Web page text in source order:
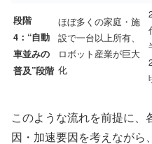
段階
4：“自動
車並みの
普及”段階
ほぼ多くの家庭・施
設で一台以上所有、
ロボット産業が巨大
化
このような流れを前提に
因・加速要因を考えながら